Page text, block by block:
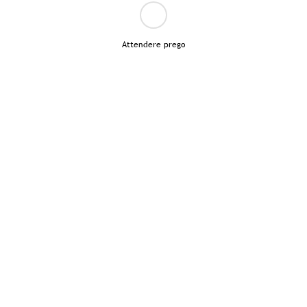
Attendere prego